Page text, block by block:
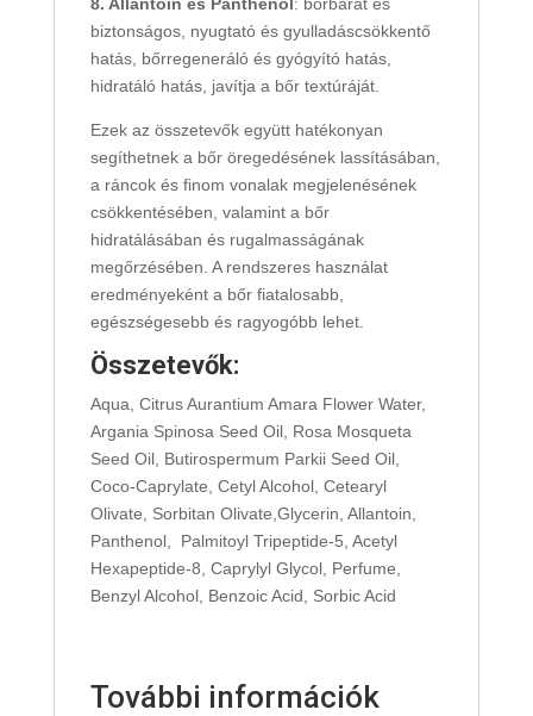
biztonságos, nyugtató és gyulladáscsökkentő
hatás, bőrregeneráló és gyógyító hatás,
hidratáló hatás, javítja a bőr textúráját.
Ezek az összetevők együtt hatékonyan
segíthetnek a bőr öregedésének lassításában,
a ráncok és finom vonalak megjelenésének
csökkentésében, valamint a bőr
hidratálásában és rugalmasságának
megőrzésében. A rendszeres használat
eredményeként a bőr fiatalosabb,
egészségesebb és ragyogóbb lehet.
Összetevők:
Aqua, Citrus Aurantium Amara Flower Water,
Argania Spinosa Seed Oil, Rosa Mosqueta
Seed Oil, Butirospermum Parkii Seed Oil,
Coco-Caprylate, Cetyl Alcohol, Cetearyl
Olivate, Sorbitan Olivate,Glycerin, Allantoin,
Panthenol, Palmitoyl Tripeptide-5, Acetyl
Hexapeptide-8, Caprylyl Glycol, Perfume,
Benzyl Alcohol, Benzoic Acid, Sorbic Acid
További információk